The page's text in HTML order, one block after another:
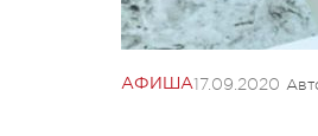
АФИША17.09.2020